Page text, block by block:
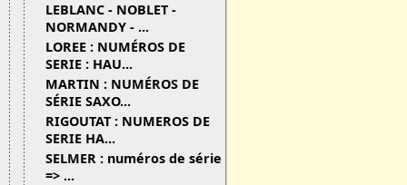
LEBLANC - NOBLET -
NORMANDY - ...
LOREE : NUMÉROS DE
SERIE : HAU...
MARTIN : NUMÉROS DE
SÉRIE SAXO...
RIGOUTAT : NUMEROS DE
SERIE HA...
SELMER : numéros de série
=> ...